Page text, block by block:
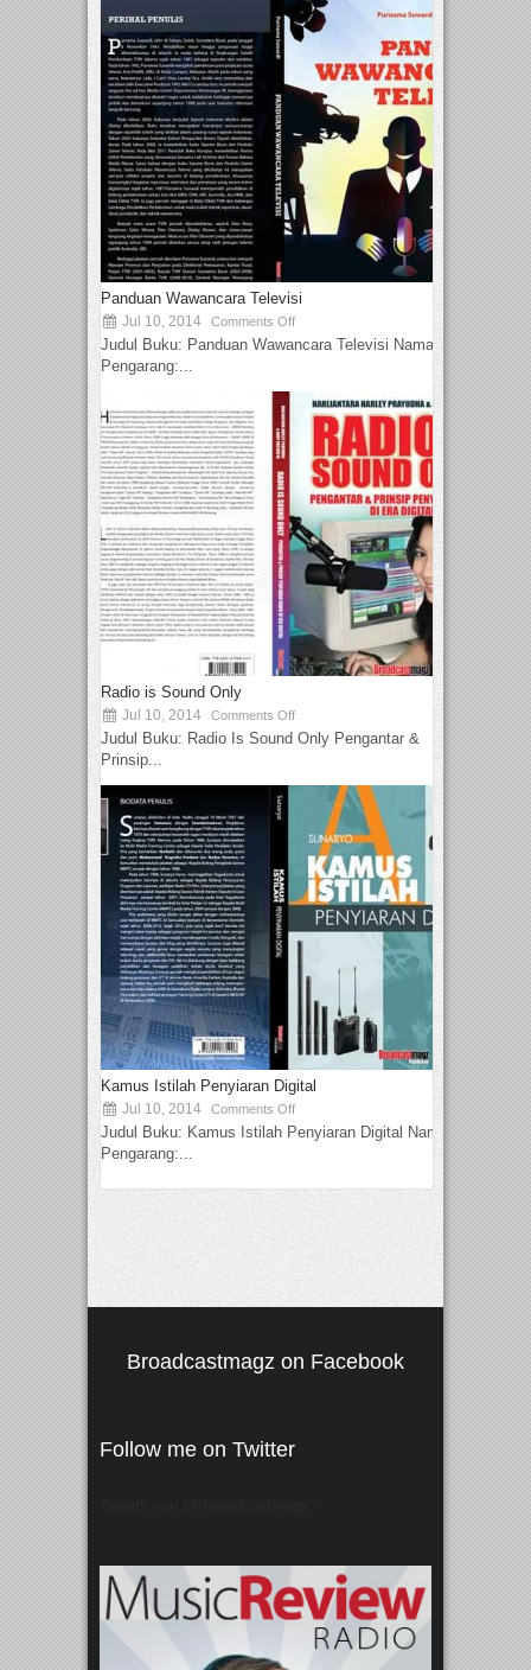
Panduan Wawancara Televisi
Jul 10, 2014 Comments Off
Judul Buku: Panduan Wawancara Televisi Nama
Pengarang:...
Radio is Sound Only
Jul 10, 2014 Comments Off
Judul Buku: Radio Is Sound Only Pengantar &
Prinsip...
Kamus Istilah Penyiaran Digital
Jul 10, 2014 Comments Off
Judul Buku: Kamus Istilah Penyiaran Digital Nama
Pengarang:...
Broadcastmagz on Facebook
Follow me on Twitter